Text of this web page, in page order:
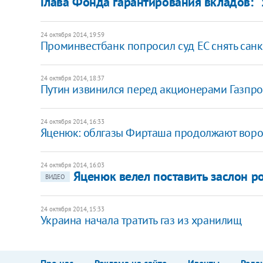
24 октября 2014, 19:59
Проминвестбанк попросил суд ЕС снять
24 октября 2014, 18:37
Путин извинился перед акционерами
24 октября 2014, 16:33
Яценюк: облгазы Фирташа продолжают
24 октября 2014, 16:03
ВИДЕО
Яценюк велел поставить заслон
24 октября 2014, 15:33
Украина начала тратить газ из хранилищ